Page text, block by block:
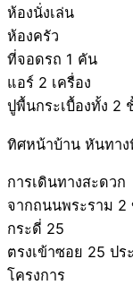
ห้องนั่งเล่น
ห้องครัว
ที่จอดรถ 1 คัน
แอร์ 2 เครื่อง
ปูพื้นกระเบื้องทั้ง 2
ทิศหน้าบ้าน หันทาง
การเดินทางสะดวก
จากถนนพระราม 2
กระดี่ 25
ตรงเข้าซอย 25 ป
โครงการ